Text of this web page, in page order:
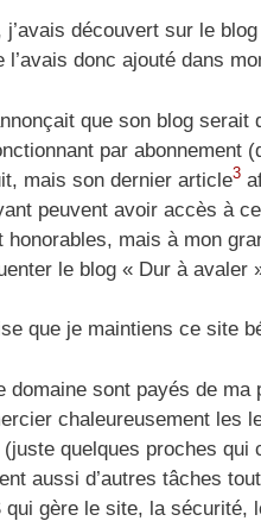
découvert sur le
donc ajouté dans
que son blog serait
par abonnement
mais son dernier article3
peuvent avoir accès à
mais à mon
le blog « Dur à avaler
que je maintiens ce site
domaine sont payés de
chaleureusement les
quelques proches qui
aussi d’autres tâches
qui gère le site, la